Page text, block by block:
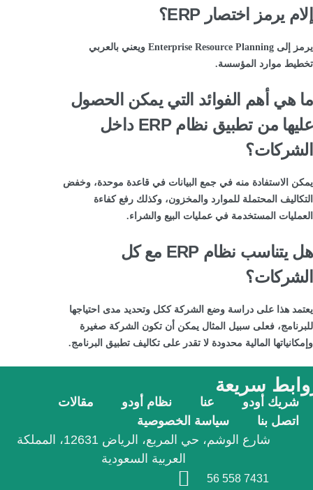
إلام يرمز اختصار ERP؟
يرمز إلى Enterprise Resource Planning ويعني بالعربي
تخطيط موارد المؤسسة.
ما هي أهم الفوائد التي يمكن الحصول
عليها من تطبيق نظام ERP داخل
الشركات؟
يمكن الاستفادة منه في جمع البيانات في قاعدة موحدة، وخفض
التكاليف المحتملة للموارد والمخزون، وكذلك رفع كفاءة
العمليات المستخدمة في عمليات البيع والشراء.
هل يتناسب نظام ERP مع كل
الشركات؟
يعتمد هذا على دراسة وضع الشركة ككل وتحديد مدى احتياجها
للبرنامج، فعلى سبيل المثال يمكن أن تكون الشركة صغيرة
وإمكانياتها المالية محدودة لا تقدر على تكاليف تطبيق البرنامج.
سريعة
شريك أودو عنا نظام أودو
مقالات
اتصل بنا
سياسة الخصوصية
شارع الوشم، حي المربع، الرياض 12631، المملكة
العربية السعودية
56 558 7431